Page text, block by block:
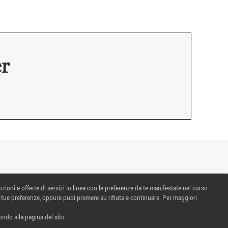
e offerte di servizi in linea con le preferenze da te manifestate nel corso
preferenze, oppure puoi premere su rifiuta e continuare. Per maggiori
alla pagina del sito.